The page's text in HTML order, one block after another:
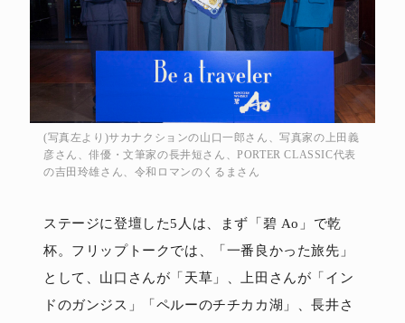
(写真左より)サカナクションの山口一郎さん、写真家の上田義
彦さん、俳優・文筆家の長井短さん、PORTER CLASSIC代表
の吉田玲雄さん、令和ロマンのくるまさん
ステージに登壇した5人は、まず「碧 Ao」で乾
杯。フリップトークでは、「一番良かった旅先」
として、山口さんが「天草」、上田さんが「イン
ドのガンジス」「ペルーのチチカカ湖」、長井さ